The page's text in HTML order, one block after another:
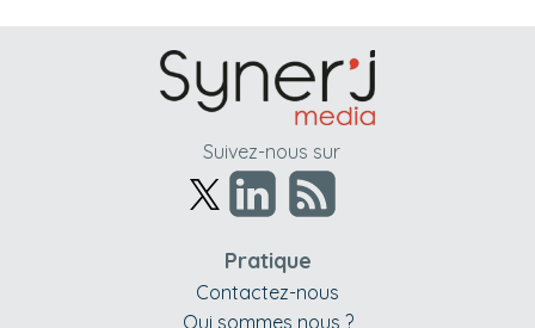
Suivez-nous sur
Pratique
Contactez-nous
Qui sommes nous ?